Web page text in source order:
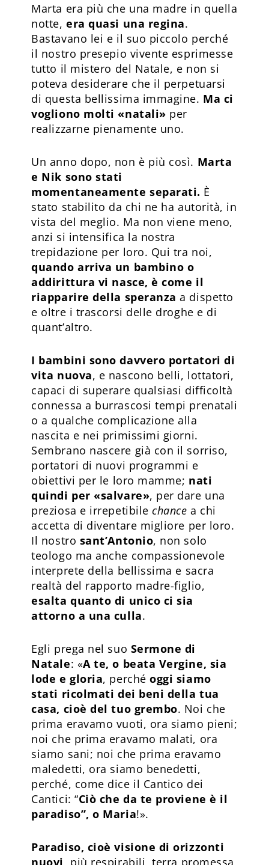
Marta era più che una madre in quella
notte,era quasi una regina.
Bastavano lei e il suo piccolo perché
il nostro presepio vivente esprimesse
tutto il mistero del Natale, e non si
poteva desiderare che il perpetuarsi
di questa bellissima immagine. Ma ci
vogliono molti «natali» per
realizzarne pienamente uno.
Un anno dopo, non è più così. Marta
e Nik sono stati
momentaneamente separati. È
stato stabilito da chi ne ha autorità, in
vista del meglio. Ma non viene meno,
anzi si intensifica la nostra
trepidazione per loro. Qui tra noi,
quando arriva un bambino o
addirittura vi nasce, è come il
riapparire della speranzaa dispetto
e oltre i trascorsi delle droghe e di
quant’altro.
I bambini sono davvero portatori di
vita nuova, e nascono belli, lottatori,
capaci di superare qualsiasi difficoltà
connessa a burrascosi tempi prenatali
o a qualche complicazione alla
nascita e nei primissimi giorni.
Sembrano nascere già con il sorriso,
portatori di nuovi programmi e
obiettivi per le loro mamme; nati
quindi per «salvare», per dare una
preziosa e irrepetibilechance a chi
accetta di diventare migliore per loro.
Il nostro sant’Antonio, non solo
teologo ma anche compassionevole
interprete della bellissima e sacra
realtà del rapporto madre-figlio,
esalta quanto di unico ci sia
attorno a una culla.
Egli prega nel suo Sermone di
Natale: «A te, o beata Vergine, sia
lode e gloria, perchéoggi siamo
stati ricolmati dei beni della tua
casa, cioè del tuo grembo. Noi che
prima eravamo vuoti, ora siamo pieni;
noi che prima eravamo malati, ora
siamo sani; noi che prima eravamo
maledetti, ora siamo benedetti,
perché, come dice il Cantico dei
Cantici: “Ciò che da te proviene è il
paradiso”, o Maria!».
Paradiso, cioè visione di orizzonti
nuovi , più respirabili, terra promessa